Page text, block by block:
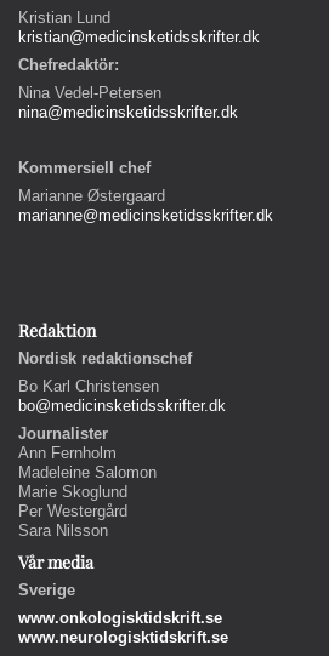
Kristian Lund
kristian@medicinsketidsskrifter.dk
Chefredaktör:
Nina Vedel-Petersen
nina@medicinsketidsskrifter.dk
Kommersiell chef
Marianne Østergaard
marianne@medicinsketidsskrifter.dk
Redaktion
Nordisk redaktionschef
Bo Karl Christensen
bo@medicinsketidsskrifter.dk
Journalister
Ann Fernholm
Madeleine Salomon
Marie Skoglund
Per Westergård
Sara Nilsson
Vår media
Sverige
www.onkologisktidskrift.se
www.neurologisktidskrift.se